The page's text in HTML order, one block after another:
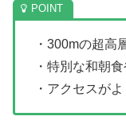
・300mの超高
・特別な和朝
・アクセスが